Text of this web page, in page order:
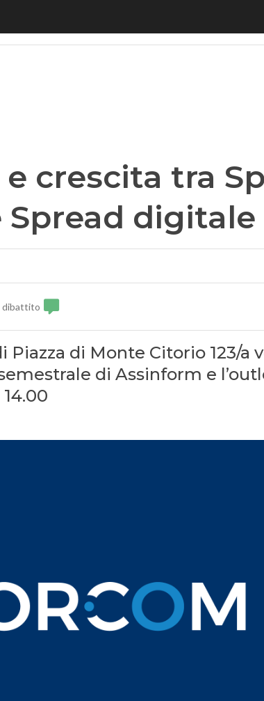
crescita tra
digitale
dibattito
Piazza di Monte Citorio 123/a
di Assinform e